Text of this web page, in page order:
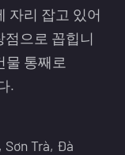
자리 잡고 있어
점으로 꼽힙니
물 통째로
.
Sơn Trà, Đà